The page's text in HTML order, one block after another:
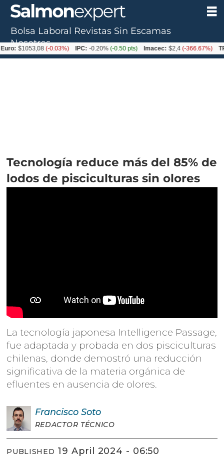
Tecnología reduce más del 85% de
lodos de pisciculturas sin olores
La tecnología japonesa Intelligence Passage,
fue adaptada y probada en dos pisciculturas
chilenas, donde demostró una reducción
significativa de la materia orgánica de
efluentes en ausencia de olores.
Francisco Soto
REDACTOR TÉCNICO
PUBLISHED 19 April 2024 - 06:50
Bolsa Laboral Revistas Sin Escamas
Nosotros
(-0.03%) IPC: -0.20%(-0.50 pts) Imacec: $2,4(-366.67%) TPM: